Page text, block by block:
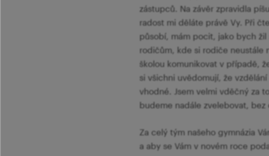
zástupců. Na závěr zpravidla
radost mi děláte právě Vy. Při
působí, mám pocit, jako bych
rodičům, kde si rodiče neustále
školou komunikovat v případě,
si všichni uvědomují, že
vhodné. Jsem velmi vděčný za
budeme nadále zvelebovat, bez
Za celý tým našeho gymnázia
a aby se Vám v novém roce